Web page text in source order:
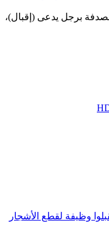
برجل يدعى (إقبال)،
وظيفة لقطع الأشجار